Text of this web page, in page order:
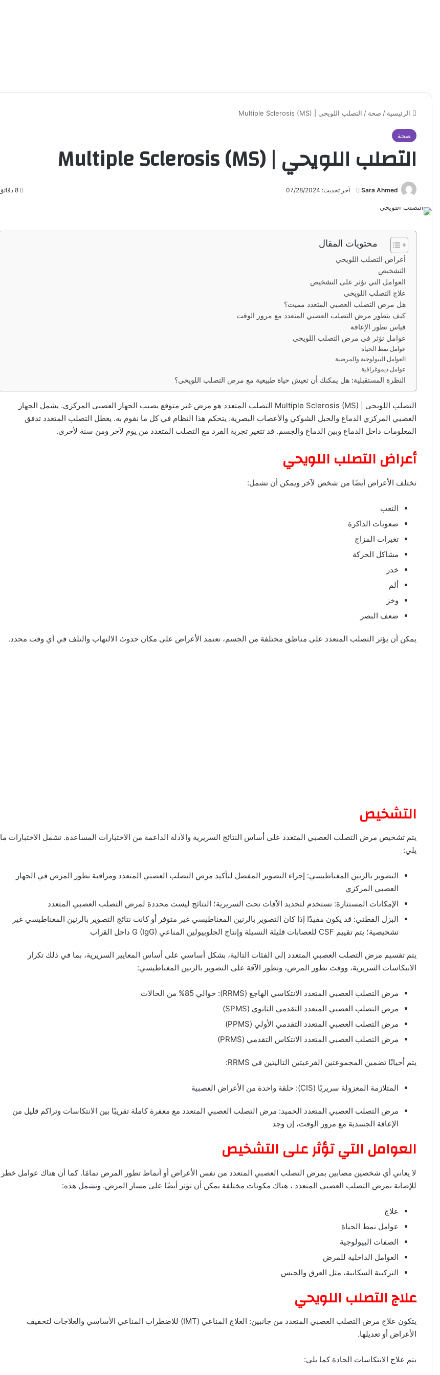
الرئيسية / صحة / التصلب اللويحي | Multiple Sclerosis (MS)
صحة
التصلب اللويحي | Multiple Sclerosis (MS)
Sara Ahmed
ب
ي
ا
ك
ت
و
آخر تحديث: 07/28/2024
محتويات المقال
أعراض التصلب اللويحي
التشخيص
العوامل التي تؤثر على التشخيص
علاج التصلب اللويحي
هل مرض التصلب العصبي المتعدد مميت؟
كيف يتطور مرض التصلب العصبي المتعدد مع مرور الوقت
قياس تطور الإعاقة
عوامل تؤثر في مرض التصلب اللويحي
عوامل نمط الحياة
العوامل البيولوجية والمرضية
عوامل ديموغرافية
النظرة المستقبلية: هل يمكنك أن تعيش حياة طبيعية مع مرض التصلب اللويحي؟
التصلب اللويحي | Multiple Sclerosis (MS) التصلب المتعدد هو مرض غير متوقع يصيب الجهاز العصبي المركزي. يشمل الجهاز
العصبي المركزي الدماغ والحبل الشوكي والأعصاب البصرية. يتحكم هذا النظام في كل ما نقوم به. يعطل التصلب المتعدد تدفق
المعلومات داخل الدماغ وبين الدماغ والجسم. قد تتغير تجربة الفرد مع التصلب المتعدد من يوم لآخر ومن سنة لأخرى.
أعراض التصلب اللويحي
تختلف الأعراض أيضًا من شخص لآخر ويمكن أن تشمل:
التعب
صعوبات الذاكرة
تغيرات المزاج
مشاكل الحركة
خدر
ألم
وخز
ضعف البصر
يمكن أن يؤثر التصلب المتعدد على مناطق مختلفة من الجسم، تعتمد الأعراض على مكان حدوث الالتهاب والتلف في أي وقت محدد.
التشخيص
يتم تشخيص مرض التصلب العصبي المتعدد على أساس النتائج السريرية والأدلة الداعمة من الاختبارات المساعدة. تشمل الاختبارات ما
يلي:
التصوير بالرنين المغناطيسي: إجراء التصوير المفضل لتأكيد مرض التصلب العصبي المتعدد ومراقبة تطور المرض في الجهاز
العصبي المركزي
الإمكانات المستثارة: تستخدم لتحديد الآفات تحت السريرية؛ النتائج ليست محددة لمرض التصلب العصبي المتعدد
البزل القطني: قد يكون مفيدًا إذا كان التصوير بالرنين المغناطيسي غير متوفر أو كانت نتائج التصوير بالرنين المغناطيسي غير
تشخيصية؛ يتم تقييم CSF للعصابات قليلة النسيلة وإنتاج الجلوبيولين المناعي G (IgG) داخل القراب
يتم تقسيم مرض التصلب العصبي المتعدد إلى الفئات التالية، بشكل أساسي على أساس المعايير السريرية، بما في ذلك تكرار
الانتكاسات السريرية، ووقت تطور المرض، وتطور الآفة على التصوير بالرنين المغناطيسي:
مرض التصلب العصبي المتعدد الانتكاسي الهاجع (RRMS): حوالي 85% من الحالات
مرض التصلب العصبي المتعدد التقدمي الثانوي (SPMS)
مرض التصلب العصبي المتعدد التقدمي الأولي (PPMS)
مرض التصلب العصبي المتعدد الانتكاس التقدمي (PRMS)
يتم أحيانًا تضمين المجموعتين الفرعيتين التاليتين في RRMS:
المتلازمة المعزولة سريريًا (CIS): حلقة واحدة من الأعراض العصبية
مرض التصلب العصبي المتعدد الحميد: مرض التصلب العصبي المتعدد مع مغفرة كاملة تقريبًا بين الانتكاسات وتراكم قليل من
الإعاقة الجسدية مع مرور الوقت، إن وجد
العوامل التي تؤثر على التشخيص
لا يعاني أي شخصين مصابين بمرض التصلب العصبي المتعدد من نفس الأعراض أو أنماط تطور المرض تمامًا. كما أن هناك عوامل خطر
للإصابة بمرض التصلب العصبي المتعدد ، هناك مكونات مختلفة يمكن أن تؤثر أيضًا على مسار المرض. وتشمل هذه:
علاج
عوامل نمط الحياة
الصفات البيولوجية
العوامل الداخلية للمرض
التركيبة السكانية، مثل العرق والجنس
علاج التصلب اللويحي
يتكون علاج مرض التصلب العصبي المتعدد من جانبين: العلاج المناعي (IMT) للاضطراب المناعي الأساسي والعلاجات لتخفيف
الأعراض أو تعديلها.
يتم علاج الانتكاسات الحادة كما يلي: